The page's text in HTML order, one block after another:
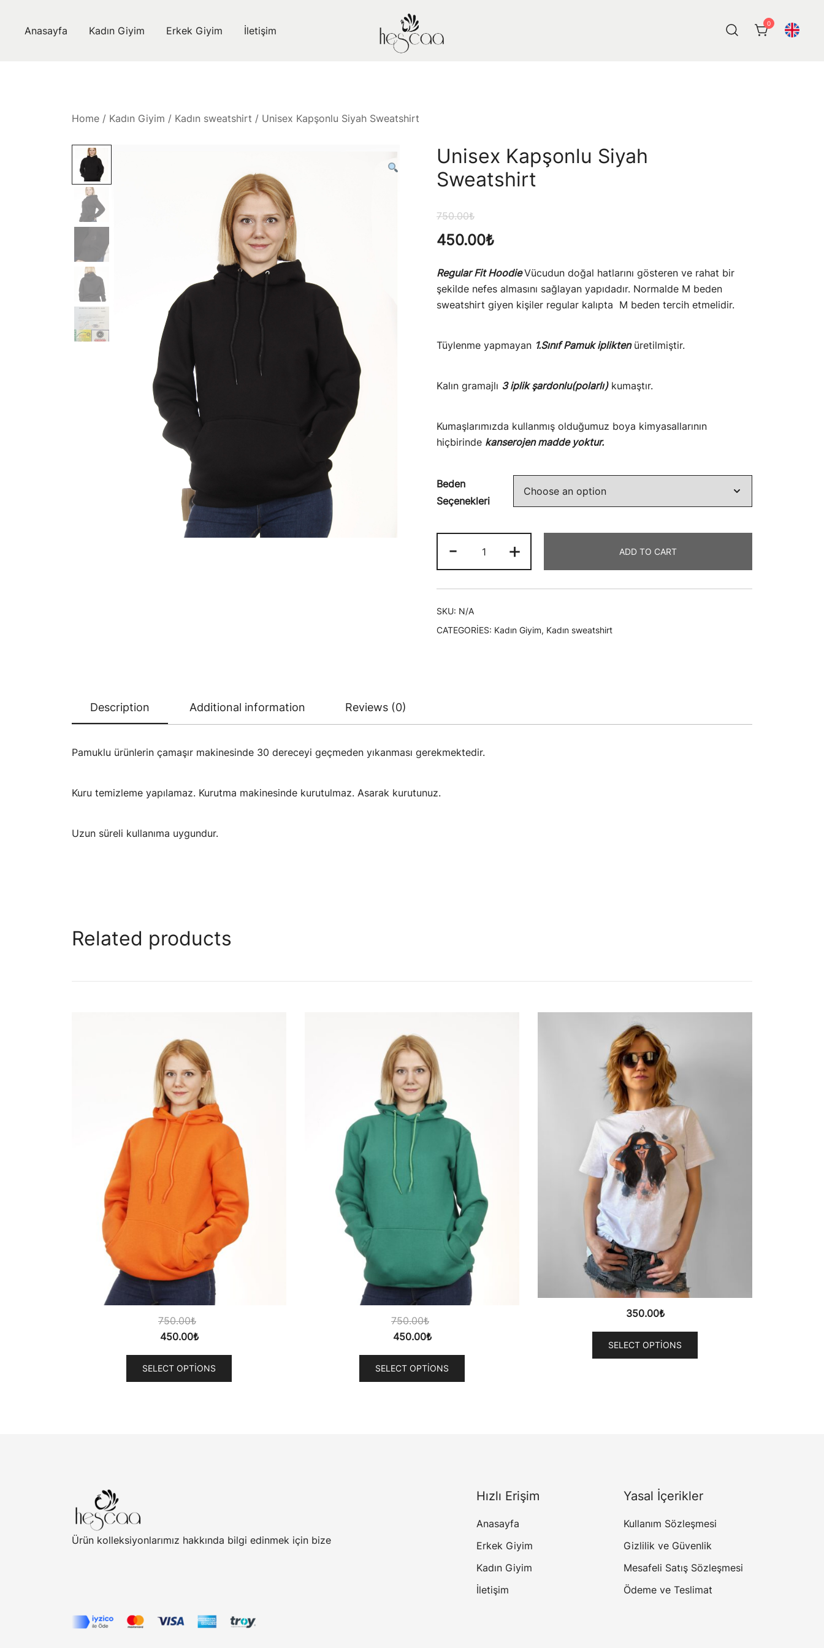
Anasayfa Kadın Giyim Erkek Giyim İletişim
0
Home / Kadın Giyim / Kadın sweatshirt / Unisex Kapşonlu Siyah Sweatshirt
Unisex Kapşonlu Siyah
Sweatshirt
750.00₺
450.00₺
Regular Fit Hoodie Vücudun doğal hatlarını gösteren ve rahat bir
şekilde nefes almasını sağlayan yapıdadır. Normalde M beden
sweatshirt giyen kişiler regular kalıpta M beden tercih etmelidir.
Tüylenme yapmayan 1.Sınıf Pamuk ipliktenüretilmiştir.
Kalın gramajlı 3 iplik şardonlu(polarlı) kumaştır.
Kumaşlarımızda kullanmış olduğumuz boya kimyasallarının
hiçbirinde kanserojen madde yoktur.
Beden
Seçenekleri
-
Kapşonlu
Siyah
Sweatshirt
+ ADD TO CART
SKU: N/A
CATEGORIES: Kadın Giyim, Kadın sweatshirt
Description Additional information Reviews (0)
Pamuklu ürünlerin çamaşır makinesinde 30 dereceyi geçmeden yıkanması gerekmektedir.
Kuru temizleme yapılamaz. Kurutma makinesinde kurutulmaz. Asarak kurutunuz.
Uzun süreli kullanıma uygundur.
Related products
750.00₺
450.00₺
SELECT OPTIONS
750.00₺
450.00₺
SELECT OPTIONS
350.00₺
SELECT OPTIONS
Ürün kolleksiyonlarımız hakkında bilgi edinmek için bize
Hızlı Erişim
Anasayfa
Erkek Giyim
Kadın Giyim
İletişim
Yasal İçerikler
Kullanım Sözleşmesi
Gizlilik ve Güvenlik
Mesafeli Satış Sözleşmesi
Ödeme ve Teslimat